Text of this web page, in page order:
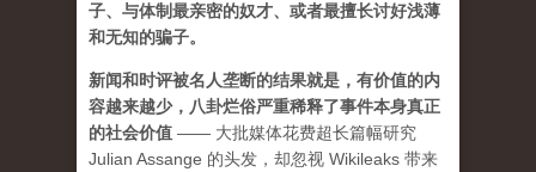
子、与体制最亲密的奴才、或者最擅长讨好浅薄
和无知的骗子。
新闻和时评被名人垄断的结果就是，有价值的内
容越来越少，八卦烂俗严重稀释了事件本身真正
的社会价值 —— 大批媒体花费超长篇幅研究
Julian Assange 的头发，却忽视 Wikileaks 带来